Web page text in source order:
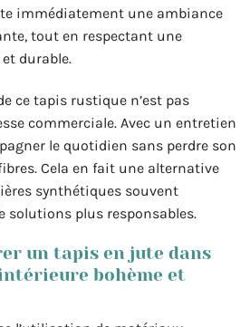
immédiatement une ambiance
tout en respectant une
durable.
ce tapis rustique n’est pas
commerciale. Avec un entretien
le quotidien sans perdre son
Cela en fait une alternative
synthétiques souvent
solutions plus responsables.
un tapis en jute dans
bohème et